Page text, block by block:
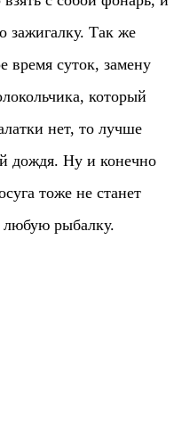
зажигалку. Так же
время суток, замену
который
нет, то лучше
дождя. Ну и конечно
тоже не станет
любую рыбалку.